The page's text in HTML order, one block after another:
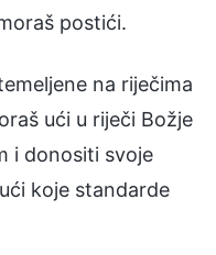
postići.
na riječima
ući u riječi Božje
i donositi svoje
koje standarde